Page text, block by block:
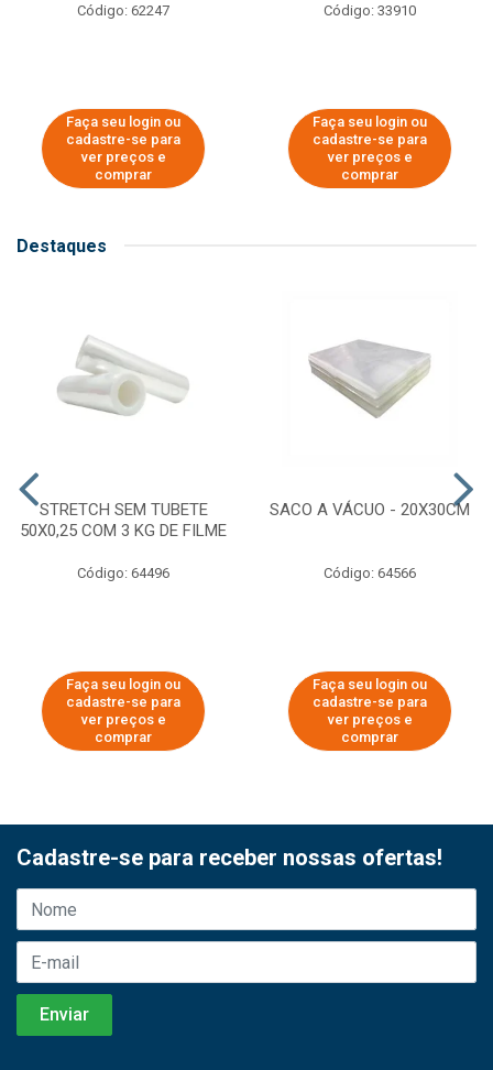
Código: 62247
Faça seu login ou
cadastre-se para
ver preços e
comprar
Código: 33910
Faça seu login ou
cadastre-se para
ver preços e
comprar
Destaques
STRETCH SEM TUBETE
50X0,25 COM 3 KG DE FILME
Código: 64496
Faça seu login ou
cadastre-se para
ver preços e
comprar
SACO A VÁCUO - 20X30CM
Código: 64566
Faça seu login ou
cadastre-se para
ver preços e
comprar
Cadastre-se para receber nossas ofertas!